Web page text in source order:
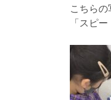
こちら
「スピ